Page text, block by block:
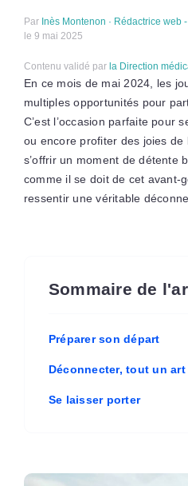
Par Inès Montenon · Rédactrice web
le 9 mai 2025
Contenu validé par la Direction
En ce mois de mai 2024, les
multiples opportunités pour
C’est l’occasion parfaite pour
ou encore profiter des joies de
s’offrir un moment de détente
comme il se doit de cet avant-
ressentir une véritable
Sommaire de
Préparer son départ
Déconnecter, tout un art
Se laisser porter